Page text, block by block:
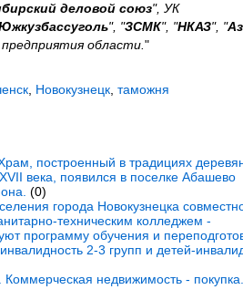
деловой союз", УК
", "ЗСМК", "НКАЗ", "
области. "
, Новокузнецк, таможня
построенный в традициях
XVII века, появился в поселке Абашево
(0)
города Новокузнецка
техническим колледжем -
программу обучения и
2-3 групп и детей-
недвижимость - покупка.